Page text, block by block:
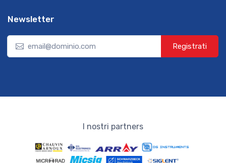
Newsletter
Registrati
I nostri partners